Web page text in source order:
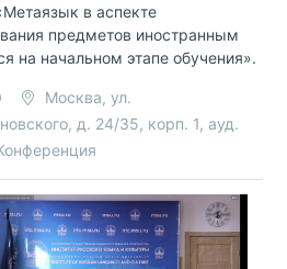
в аспекте
предметов иностранным
на начальном этапе обучения».
Москва, ул.
д. 24/35, корп. 1, ауд.